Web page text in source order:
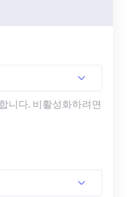
니다. 비활성화하려면